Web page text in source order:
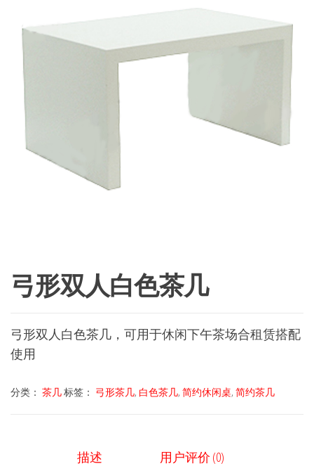
弓形双人白色茶几
弓形双人白色茶几，可用于休闲下午茶场合租赁搭配
使用
分类： 茶几标签： 弓形茶几, 白色茶几, 简约休闲桌, 简约茶几
描述 用户评价 (0)